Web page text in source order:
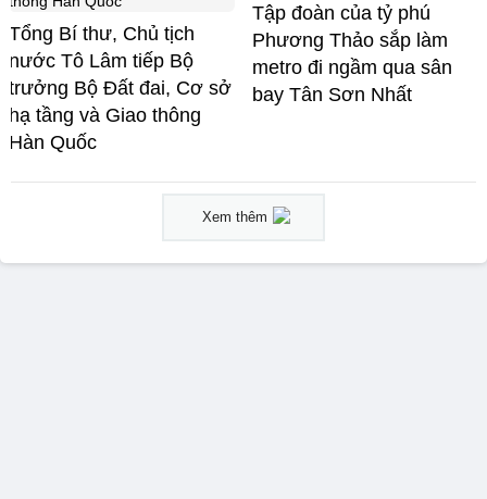
Tổng Bí thư, Chủ tịch
nước Tô Lâm tiếp Bộ
trưởng Bộ Đất đai, Cơ sở
hạ tầng và Giao thông
Hàn Quốc
Tập đoàn của tỷ phú
Phương Thảo sắp làm
metro đi ngầm qua sân
bay Tân Sơn Nhất
Xem thêm